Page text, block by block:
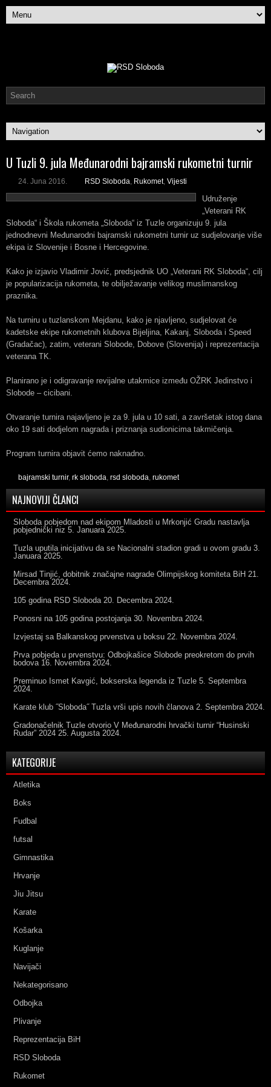
U Tuzli 9. jula Međunarodni bajramski rukometni turnir
24. Juna 2016. RSD Sloboda, Rukomet, Vijesti
Udruženje
„Veterani RK
Sloboda“ i Škola rukometa „Sloboda“ iz Tuzle organizuju 9. jula
jednodnevni Međunarodni bajramski rukometni turnir uz sudjelovanje više
ekipa iz Slovenije i Bosne i Hercegovine.
Kako je izjavio Vladimir Jović, predsjednik UO „Veterani RK Sloboda“, cilj
je popularizacija rukometa, te obilježavanje velikog muslimanskog
praznika.
Na turniru u tuzlanskom Mejdanu, kako je njavljeno, sudjelovat će
kadetske ekipe rukometnih klubova Bijeljina, Kakanj, Sloboda i Speed
(Gradačac), zatim, veterani Slobode, Dobove (Slovenija) i reprezentacija
veterana TK.
Planirano je i odigravanje revijalne utakmice između OŽRK Jedinstvo i
Slobode – cicibani.
Otvaranje turnira najavljeno je za 9. jula u 10 sati, a završetak istog dana
oko 19 sati dodjelom nagrada i priznanja sudionicima takmičenja.
Program turnira objavit ćemo naknadno.
bajramski turnir, rk sloboda, rsd sloboda, rukomet
NAJNOVIJI ČLANCI
Sloboda pobjedom nad ekipom Mladosti u Mrkonjić Gradu nastavlja
pobjednički niz 5. Januara 2025.
Tuzla uputila inicijativu da se Nacionalni stadion gradi u ovom gradu 3.
Januara 2025.
Mirsad Tinjić, dobitnik značajne nagrade Olimpijskog komiteta BiH 21.
Decembra 2024.
105 godina RSD Sloboda 20. Decembra 2024.
Ponosni na 105 godina postojanja 30. Novembra 2024.
Izvjestaj sa Balkanskog prvenstva u boksu 22. Novembra 2024.
Prva pobjeda u prvenstvu: Odbojkašice Slobode preokretom do prvih
bodova 16. Novembra 2024.
Preminuo Ismet Kavgić, bokserska legenda iz Tuzle 5. Septembra
2024.
Karate klub ˝Sloboda˝ Tuzla vrši upis novih članova 2. Septembra 2024.
Gradonačelnik Tuzle otvorio V Međunarodni hrvački turnir “Husinski
Rudar” 2024 25. Augusta 2024.
KATEGORIJE
Atletika
Boks
Fudbal
futsal
Gimnastika
Hrvanje
Jiu Jitsu
Karate
Košarka
Kuglanje
Navijači
Nekategorisano
Odbojka
Plivanje
Reprezentacija BiH
RSD Sloboda
Rukomet